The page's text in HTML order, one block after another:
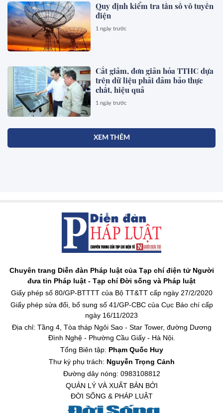
Quy định kiểm tra tần số vô tuyến
điện
1 ngày trước
Cắt giảm, đơn giản hóa TTHC dựa
trên dữ liệu phải đảm bảo thực
chất, hiệu quả
1 ngày trước
XEM THÊM
Chuyên trang Diễn đàn Pháp luật của Tạp chí điện tử Người
đưa tin Pháp luật - Tạp chí Đời sống và Pháp luật
Giấy phép số 80/GP-BTTTT của Bộ TT&TT cấp ngày 27/2/2020
Giấy phép sửa đổi, bổ sung số 41/GP-CBC của Cục Báo chí cấp
ngày 16/11/2023
Địa chỉ: Tầng 4, Tòa tháp Ngôi Sao - Star Tower, đường Dương
Đình Nghệ - Phường Cầu Giấy - Hà Nội.
Tổng Biên tập: Phạm Quốc Huy
Thư ký phụ trách: Nguyễn Trọng Cảnh
Đường dây nóng: 0983108812
QUẢN LÝ VÀ XUẤT BẢN BỞI
ĐỜI SỐNG & PHÁP LUẬT